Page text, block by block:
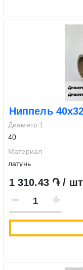
Ниппель
Диаметр 1
40
Материал
латунь
1 310.43 ֏ / шт